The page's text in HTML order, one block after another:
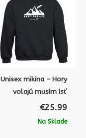
Unisex mikina – Hory
volajú musím ísť
€25.99
Na Sklade